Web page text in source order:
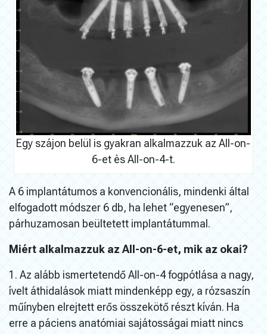
Egy szájon belül is gyakran alkalmazzuk az All-on-
6-et ès All-on-4-t.
A 6 implantátumos a konvencionális, mindenki által
elfogadott módszer 6 db, ha lehet “egyenesen”,
párhuzamosan beültetett implantátummal.
Miért alkalmazzuk az All-on-6-et, mik az okai?
1. Az alább ismertetendő All-on-4 fogpótlása a nagy,
ívelt áthidalások miatt mindenképp egy, a rózsaszín
műínyben elrejtett erős összekötő részt kíván. Ha
erre a páciens anatómiai sajátosságai miatt nincs